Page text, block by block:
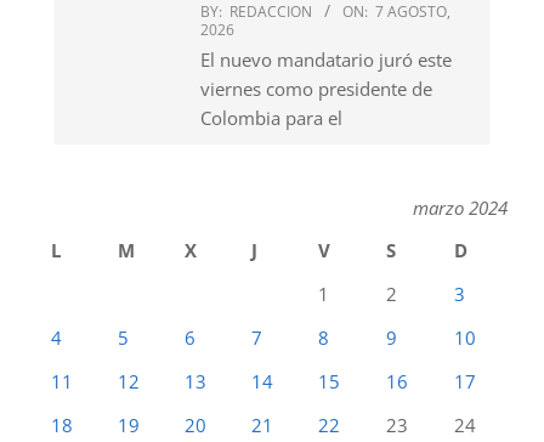
BY: REDACCION ON: 7 AGOSTO,
2026
El nuevo mandatario juró este
viernes como presidente de
Colombia para el
marzo 2024
L
M X J V S
D
1
2
3
4
5 6 7 8 9
10
11
12 13 14 15 16
17
18
19 20 21 22 23
24